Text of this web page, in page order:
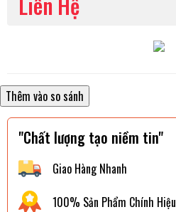
"Chất lượng tạo niềm tin"
Giao Hàng Nhanh
100% Sản Phẩm Chính Hiệu